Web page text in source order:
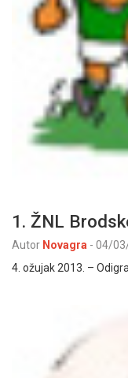
1. ŽNL
Autor Novagra - 04/
4. ožujak 2013. –